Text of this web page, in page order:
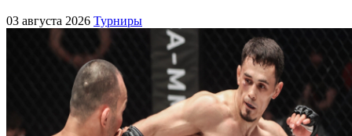
03 августа 2026 Турниры